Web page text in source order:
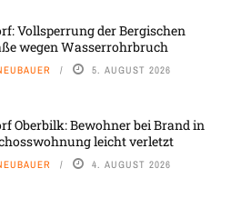
Vollsperrung der Bergischen
wegen Wasserrohrbruch
5. AUGUST 2026
Oberbilk: Bewohner bei Brand in
leicht verletzt
4. AUGUST 2026